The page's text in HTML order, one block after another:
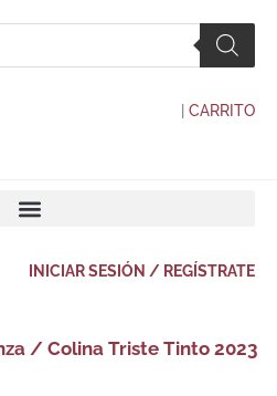
CARRITO
INICIAR SESIÓN / REGÍSTRATE
/ Colina Triste Tinto 2023